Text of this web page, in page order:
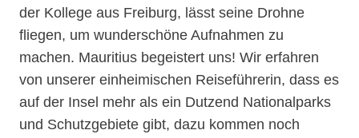
der Kollege aus Freiburg, lässt seine Drohne
fliegen, um wunderschöne Aufnahmen zu
machen. Mauritius begeistert uns! Wir erfahren
von unserer einheimischen Reiseführerin, dass es
auf der Insel mehr als ein Dutzend Nationalparks
und Schutzgebiete gibt, dazu kommen noch